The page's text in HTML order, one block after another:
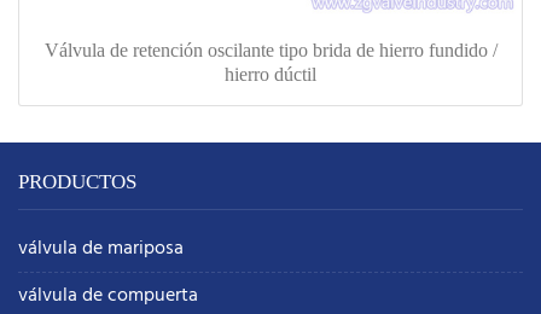
Válvula de retención oscilante tipo brida de hierro fundido /
hierro dúctil
PRODUCTOS
válvula de mariposa
válvula de compuerta